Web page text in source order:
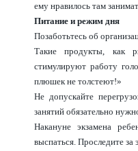
ему нравилось там
Питание и режим дня
Позаботьтесь об
Такие продукты, как
стимулируют работу
плюшек не толстеют!»
Не допускайте
занятий обязательно
Накануне экзамена
выспаться. Проследите за